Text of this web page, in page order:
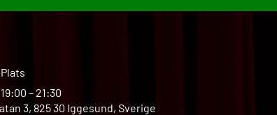
– 21:30
3, 825 30 Iggesund, Sverige